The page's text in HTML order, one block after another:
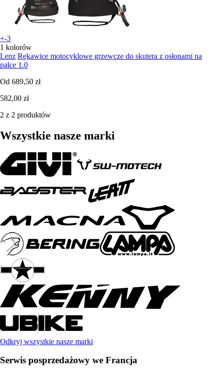
+-3
1 kolorów
Lenz Rękawice motocyklowe grzewcze do skutera z osłonami na
palce 1.0
Od 689,50 zł
582,00 zł
2 z 2 produktów
Wszystkie nasze marki
Odkryj wszystkie nasze marki
Serwis posprzedażowy we Francja